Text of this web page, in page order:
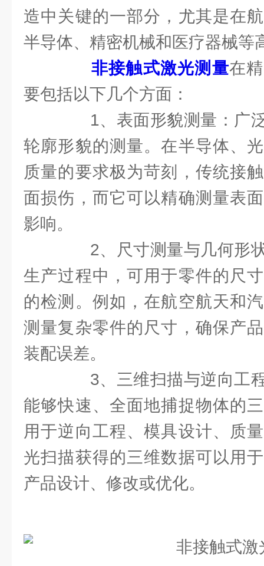
造中关键的一部分，尤其是在
半导体、精密机械和医疗器械等
非接触式激光测量在
要包括以下几个方面：
1、表面形貌测量：广泛
轮廓形貌的测量。在半导体、
质量的要求极为苛刻，传统接
面损伤，而它可以精确测量表
影响。
2、尺寸测量与几何形状
生产过程中，可用于零件的尺
的检测。例如，在航空航天和
测量复杂零件的尺寸，确保产
装配误差。
3、三维扫描与逆向工程
能够快速、全面地捕捉物体的
用于逆向工程、模具设计、质
光扫描获得的三维数据可以用
产品设计、修改或优化。